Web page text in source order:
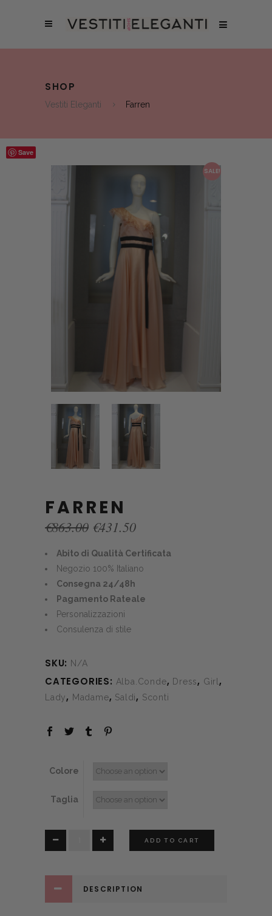
SHOP
Vestiti Eleganti Farren
Save
SALE!
FARREN
€863.00 Original
was:
€863.00.
€431.50Current
is:
€431.50.
Abito di Qualità Certificata
Negozio 100% Italiano
Consegna 24/48h
Pagamento Rateale
Personalizzazioni
Consulenza di stile
SKU: N/A
CATEGORIES: Alba.Conde, Dress, Girl ,
Lady, Madame, Saldi, Sconti
Colore
Taglia
quantity
ADD TO CART
DESCRIPTION